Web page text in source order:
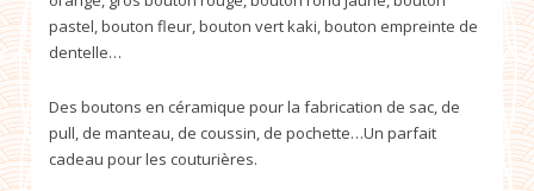
pastel, bouton fleur, bouton vert kaki, bouton empreinte de
dentelle…
Des boutons en céramique pour la fabrication de sac, de
pull, de manteau, de coussin, de pochette…Un parfait
cadeau pour les couturières.